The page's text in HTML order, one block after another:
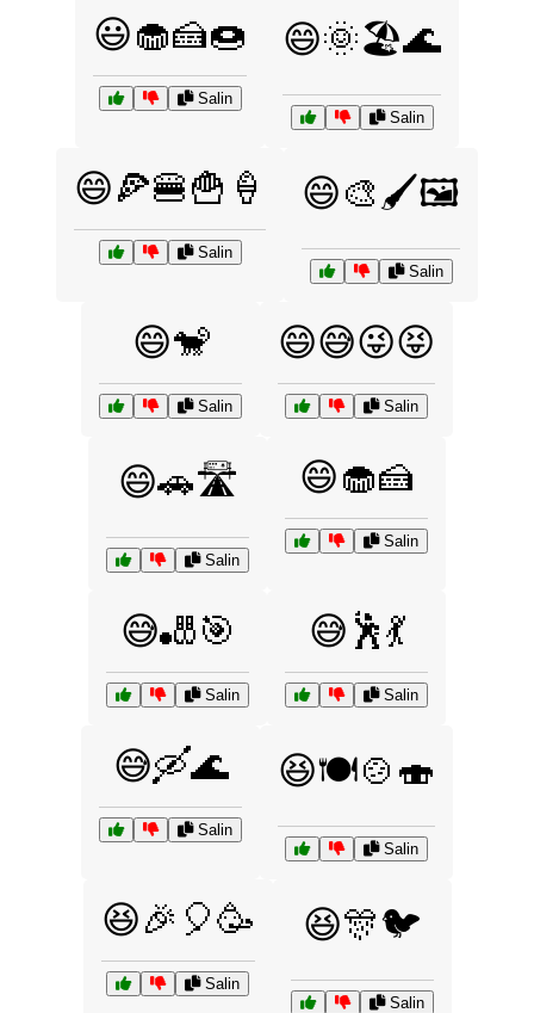
😃🧁🍰🍩
Salin
😄🌞🏖️🌊
Salin
😄🍕🍔🍟🍦
Salin
😄🎨🖌️🖼️
Salin
😄🐒
Salin
😄😅😜😝
Salin
😄🚗🛣️
Salin
😄🧁🍰
Salin
😅🎳🎯
Salin
😅🕺💃
Salin
😅🛶🌊
Salin
😆🍽️🍲🍣
Salin
😆🎉🎈🥳
Salin
😆🎊🐦
Salin